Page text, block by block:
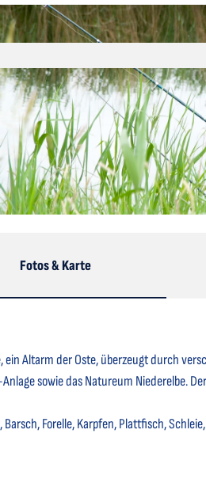
Fotos & Karte
ein Altarm der Oste, überzeugt durch
sowie das Natureum Niederelbe.
Barsch, Forelle, Karpfen, Plattfisch,